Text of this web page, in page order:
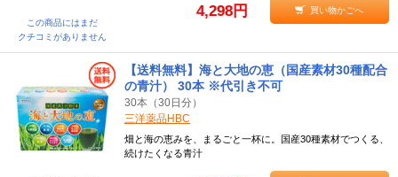
この商品にはまだ
クチコミがありません
4,298円 買い物かごへ
【送料無料】海と大地の恵（国産素材30種配合
の青汁） 30本 ※代引き不可
30本（30日分）
三洋薬品HBC
畑と海の恵みを、まるごと一杯に。国産30種素材でつくる、
続けたくなる青汁